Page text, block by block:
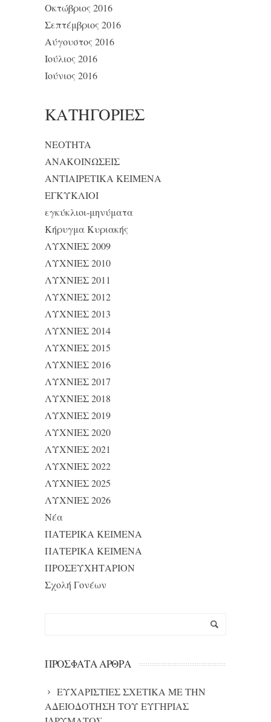
Οκτώβριος 2016
Σεπτέμβριος 2016
Αύγουστος 2016
Ιούλιος 2016
Ιούνιος 2016
KΑΤΗΓΟΡΊΕΣ
NEOTHTA
ΑΝΑΚΟΙΝΩΣΕΙΣ
ΑΝΤΙΑΙΡΕΤΙΚΑ ΚΕΙΜΕΝΑ
ΕΓΚΥΚΛΙΟΙ
εγκύκλιοι-μηνύματα
Κήρυγμα Κυριακής
ΛΥΧΝΙΕΣ 2009
ΛΥΧΝΙΕΣ 2010
ΛΥΧΝΙΕΣ 2011
ΛΥΧΝΙΕΣ 2012
ΛΥΧΝΙΕΣ 2013
ΛΥΧΝΙΕΣ 2014
ΛΥΧΝΙΕΣ 2015
ΛΥΧΝΙΕΣ 2016
ΛΥΧΝΙΕΣ 2017
ΛΥΧΝΙΕΣ 2018
ΛΥΧΝΙΕΣ 2019
ΛΥΧΝΙΕΣ 2020
ΛΥΧΝΙΕΣ 2021
ΛΥΧΝΙΕΣ 2022
ΛΥΧΝΙΕΣ 2025
ΛΥΧΝΙΕΣ 2026
Νέα
ΠΑΤΕΡΙΚΑ ΚΕΙΜΕΝΑ
ΠΑΤΕΡΙΚΑ ΚΕΙΜΕΝΑ
ΠΡΟΣΕΥΧΗΤΑΡΙΟΝ
Σχολή Γονέων
ΠΡΌΣΦΑΤΑ ΆΡΘΡΑ
ΕΥΧΑΡΙΣΤΙΕΣ ΣΧΕΤΙΚΑ ΜΕ ΤΗΝ
ΑΔΕΙΟΔΟΤΗΣΗ ΤΟΥ ΕΥΓΗΡΙΑΣ